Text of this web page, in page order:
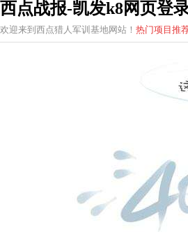
西点战报-凯发k8网页登
欢迎来到西点猎人军训基地网站！ 热门项目推